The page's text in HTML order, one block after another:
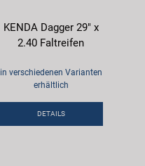
KENDA Dagger 29" x
2.40 Faltreifen
in verschiedenen Varianten
erhältlich
DETAILS